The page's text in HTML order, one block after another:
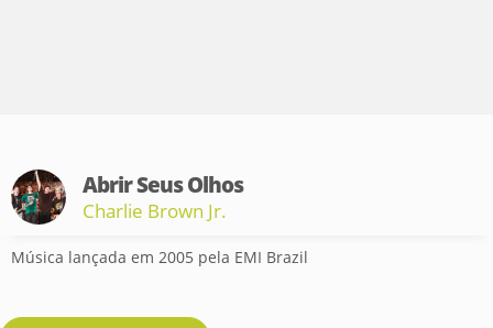
Abrir Seus Olhos
Charlie Brown Jr.
Música lançada em 2005 pela EMI Brazil